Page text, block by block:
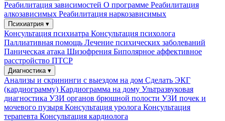
Реабилитация зависимостей О программе Реабилитация
алкозависимых Реабилитация наркозависимых
Психиатрия ▾
Консультация психиатра Консультация психолога
Паллиативная помощь Лечение психических заболеваний
Паническая атака Шизофрения Биполярное аффективное
расстройство ПТСР
Диагностика ▾
Анализы и скрининги с выездом на дом Сделать ЭКГ
(кардиограмму) Кардиограмма на дому Ультразвуковая
диагностика УЗИ органов брюшной полости УЗИ почек и
мочевого пузыря Консультация уролога Консультация
терапевта Консультация кардиолога